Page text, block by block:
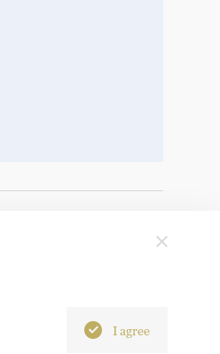
I agree